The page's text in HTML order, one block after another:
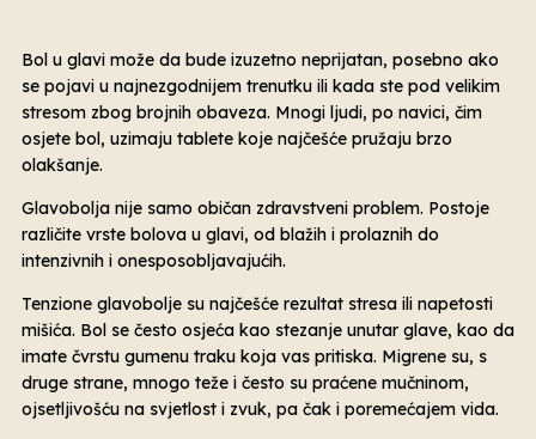
Bol u glavi može da bude izuzetno neprijatan, posebno ako
se pojavi u najnezgodnijem trenutku ili kada ste pod velikim
stresom zbog brojnih obaveza. Mnogi ljudi, po navici, čim
osjete bol, uzimaju tablete koje najčešće pružaju brzo
olakšanje.
Glavobolja nije samo običan zdravstveni problem. Postoje
različite vrste bolova u glavi, od blažih i prolaznih do
intenzivnih i onesposobljavajućih.
Tenzione glavobolje su najčešće rezultat stresa ili napetosti
mišića. Bol se često osjeća kao stezanje unutar glave, kao da
imate čvrstu gumenu traku koja vas pritiska. Migrene su, s
druge strane, mnogo teže i često su praćene mučninom,
ojsetljivošću na svjetlost i zvuk, pa čak i poremećajem vida.